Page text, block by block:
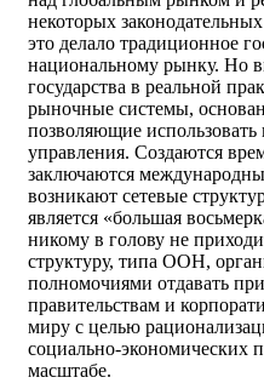
некоторых
это делало традиционное
национальному рынку. Но
государства в реальной
рыночные системы,
позволяющие использовать
управления. Создаются
заключаются
возникают сетевые
является «большая
никому в голову не
структуру, типа ООН,
полномочиями отдавать
правительствам и
миру с целью
социально-экономических
масштабе.